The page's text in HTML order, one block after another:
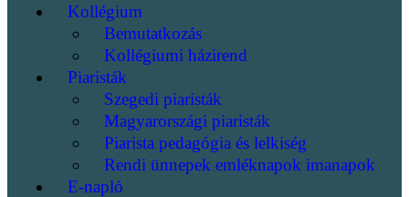
Kollégium
Bemutatkozás
Kollégiumi házirend
Piaristák
Szegedi piaristák
Magyarországi piaristák
Piarista pedagógia és lelkiség
Rendi ünnepek emléknapok imanapok
E-napló